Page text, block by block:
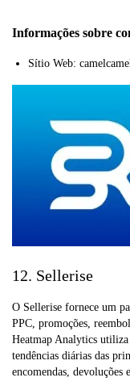
Informações sobre
Sítio Web:
12. Sellerise
O Sellerise fornece um
PPC, promoções,
Heatmap Analytics
tendências diárias das
encomendas, devoluções